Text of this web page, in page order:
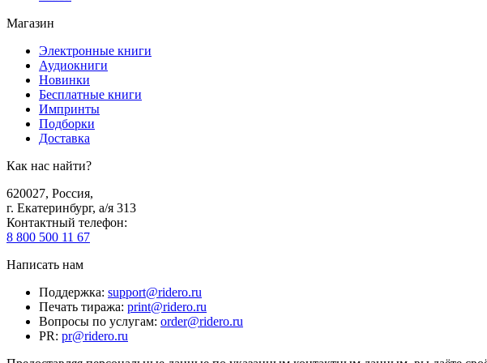
Магазин
Электронные книги
Аудиокниги
Новинки
Бесплатные книги
Импринты
Подборки
Доставка
Как нас найти?
620027, Россия,
г. Екатеринбург, а/я 313
Контактный телефон:
8 800 500 11 67
Написать нам
Поддержка: support@ridero.ru
Печать тиража: print@ridero.ru
Вопросы по услугам: order@ridero.ru
PR: pr@ridero.ru